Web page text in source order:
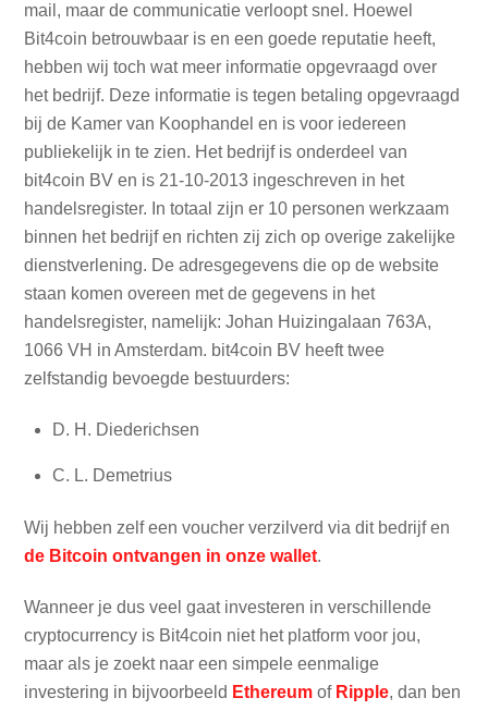
mail, maar de communicatie verloopt snel. Hoewel
Bit4coin betrouwbaar is en een goede reputatie heeft,
hebben wij toch wat meer informatie opgevraagd over
het bedrijf. Deze informatie is tegen betaling opgevraagd
bij de Kamer van Koophandel en is voor iedereen
publiekelijk in te zien. Het bedrijf is onderdeel van
bit4coin BV en is 21-10-2013 ingeschreven in het
handelsregister. In totaal zijn er 10 personen werkzaam
binnen het bedrijf en richten zij zich op overige zakelijke
dienstverlening. De adresgegevens die op de website
staan komen overeen met de gegevens in het
handelsregister, namelijk: Johan Huizingalaan 763A,
1066 VH in Amsterdam. bit4coin BV heeft twee
zelfstandig bevoegde bestuurders:
D. H. Diederichsen
C. L. Demetrius
Wij hebben zelf een voucher verzilverd via dit bedrijf en
de Bitcoin ontvangen in onze wallet.
Wanneer je dus veel gaat investeren in verschillende
cryptocurrency is Bit4coin niet het platform voor jou,
maar als je zoekt naar een simpele eenmalige
investering in bijvoorbeeld Ethereum of Ripple, dan ben